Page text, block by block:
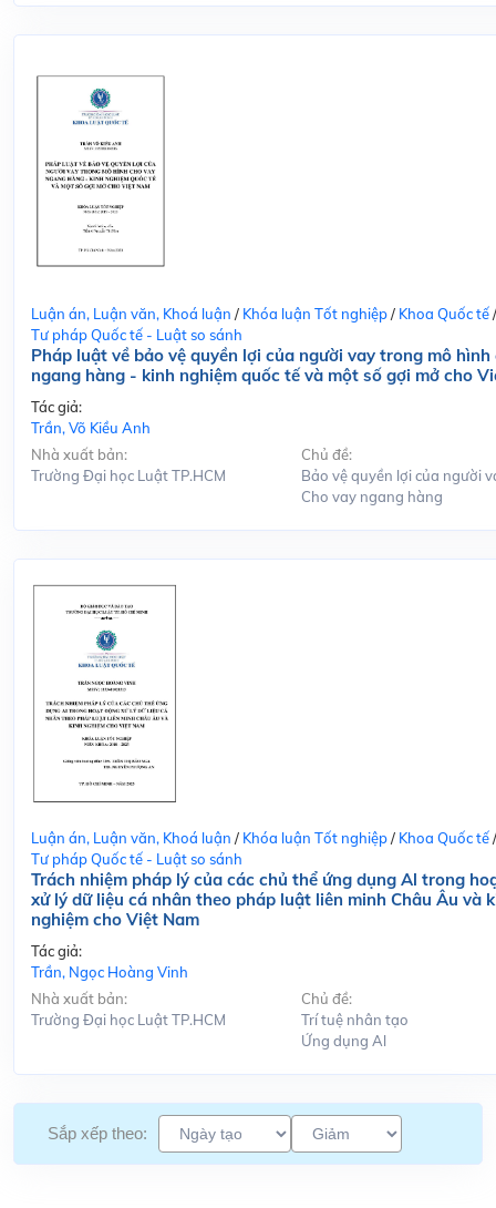
Luận án, Luận văn, Khoá luận / Khóa luận Tốt nghiệp/ Khoa Quốc tế/
Tư pháp Quốc tế - Luật so sánh
Pháp luật về bảo vệ quyền lợi của người vay trong mô hình
ngang hàng - kinh nghiệm quốc tế và một số gợi mở cho
Tác giả:
Trần, Võ Kiều Anh
Nhà xuất bản:
Trường Đại học Luật TP.HCM
Chủ đề:
Bảo vệ quyền lợi của người
Cho vay ngang hàng
Luận án, Luận văn, Khoá luận / Khóa luận Tốt nghiệp/ Khoa Quốc tế/
Tư pháp Quốc tế - Luật so sánh
Trách nhiệm pháp lý của các chủ thể ứng dụng Al trong
xử lý dữ liệu cá nhân theo pháp luật liên minh Châu Âu và
nghiệm cho Việt Nam
Tác giả:
Trần, Ngọc Hoàng Vinh
Nhà xuất bản:
Trường Đại học Luật TP.HCM
Chủ đề:
Trí tuệ nhân tạo
Ứng dụng Al
Sắp xếp theo: